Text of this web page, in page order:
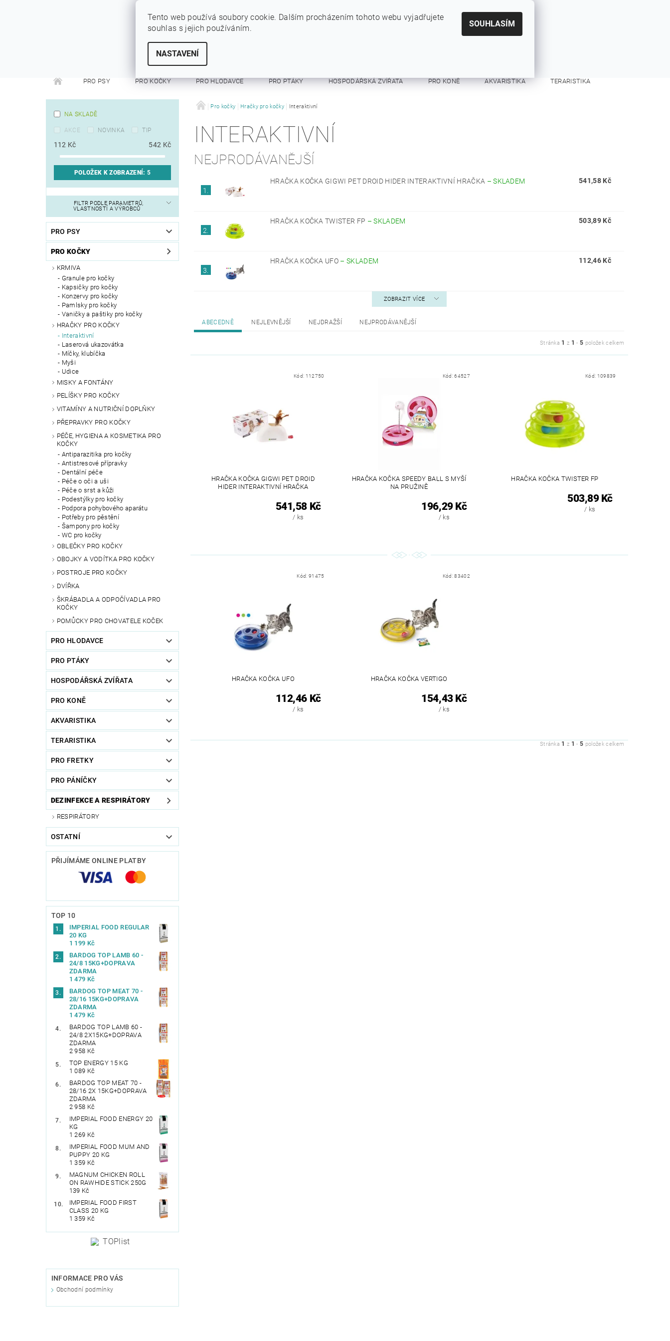
PRO PSY PRO KOČKY PRO HLODAVCE PRO PTÁKY HOSPODÁŘSKÁ ZVÍŘATA PRO KONĚ AKVARISTIKA TERARISTIKA
DEZINFEKCE A RESPIRÁTORY OSTATNÍ
NA SKLADĚ
AKCE NOVINKA TIP
112 Kč 542 Kč
POLOŽEK K ZOBRAZENÍ: 5
FILTR PODLE PARAMETRŮ,
VLASTNOSTÍ A VÝROBCŮ
PRO PSY
PRO KOČKY
KRMIVA
Granule pro kočky
Kapsičky pro kočky
Konzervy pro kočky
Pamlsky pro kočky
Vaničky a paštiky pro kočky
HRAČKY PRO KOČKY
Interaktivní
Laserová ukazovátka
Míčky, klubíčka
Myši
Udice
MISKY A FONTÁNY
PELÍŠKY PRO KOČKY
VITAMÍNY A NUTRIČNÍ DOPLŇKY
PŘEPRAVKY PRO KOČKY
PÉČE, HYGIENA A KOSMETIKA PRO
KOČKY
Antiparazitika pro kočky
Antistresové přípravky
Dentální péče
Péče o oči a uši
Péče o srst a kůži
Podestýlky pro kočky
Podpora pohybového aparátu
Potřeby pro pěstění
Šampony pro kočky
WC pro kočky
OBLEČKY PRO KOČKY
OBOJKY A VODÍTKA PRO KOČKY
POSTROJE PRO KOČKY
DVÍŘKA
ŠKRÁBADLA A ODPOČÍVADLA PRO
KOČKY
POMŮCKY PRO CHOVATELE KOČEK
PRO HLODAVCE
PRO PTÁKY
HOSPODÁŘSKÁ ZVÍŘATA
PRO KONĚ
AKVARISTIKA
TERARISTIKA
PRO FRETKY
PRO PÁNÍČKY
DEZINFEKCE A RESPIRÁTORY
RESPIRÁTORY
OSTATNÍ
PŘIJÍMÁME ONLINE PLATBY
TOP 10
IMPERIAL FOOD REGULAR
20 KG
1 199 Kč
BARDOG TOP LAMB 60 -
24/8 15KG+DOPRAVA
ZDARMA
1 479 Kč
BARDOG TOP MEAT 70 -
28/16 15KG+DOPRAVA
ZDARMA
1 479 Kč
BARDOG TOP LAMB 60 -
24/8 2X15KG+DOPRAVA
ZDARMA
2 958 Kč
TOP ENERGY 15 KG
1 089 Kč
BARDOG TOP MEAT 70 -
28/16 2X 15KG+DOPRAVA
ZDARMA
2 958 Kč
IMPERIAL FOOD ENERGY 20
KG
1 269 Kč
IMPERIAL FOOD MUM AND
PUPPY 20 KG
1 359 Kč
MAGNUM CHICKEN ROLL
ON RAWHIDE STICK 250G
139 Kč
IMPERIAL FOOD FIRST
CLASS 20 KG
1 359 Kč
INFORMACE PRO VÁS
Obchodní podmínky
Pro kočky Hračky pro kočky Interaktivní
INTERAKTIVNÍ
NEJPRODÁVANĚJŠÍ
1.
HRAČKA KOČKA GIGWI PET DROID HIDER INTERAKTIVNÍ HRAČKA –SKLADEM 541,58 Kč
2.
HRAČKA KOČKA TWISTER FP –SKLADEM 503,89 Kč
3.
HRAČKA KOČKA UFO –SKLADEM 112,46 Kč
ZOBRAZIT VÍCE
ABECEDNĚ NEJLEVNĚJŠÍ NEJDRAŽŠÍ NEJPRODÁVANĚJŠÍ
Stránka 1 z 1 -5 položek celkem
Kód: 112750
HRAČKA KOČKA GIGWI PET DROID
HIDER INTERAKTIVNÍ HRAČKA
541,58 Kč
/ ks
Kód:64527
HRAČKA KOČKA SPEEDY BALL S MYŠÍ
NA PRUŽINĚ
196,29 Kč
/ ks
Kód: 109839
HRAČKA KOČKA TWISTER FP
503,89 Kč
/ ks
Kód: 91475
HRAČKA KOČKA UFO
112,46 Kč
/ ks
Kód:83402
HRAČKA KOČKA VERTIGO
154,43 Kč
/ ks
Stránka 1 z 1 -5 položek celkem
Tento web používá soubory cookie. Dalším procházením tohoto webu vyjadřujete
souhlas s jejich používáním.
NASTAVENÍ
SOUHLASÍM